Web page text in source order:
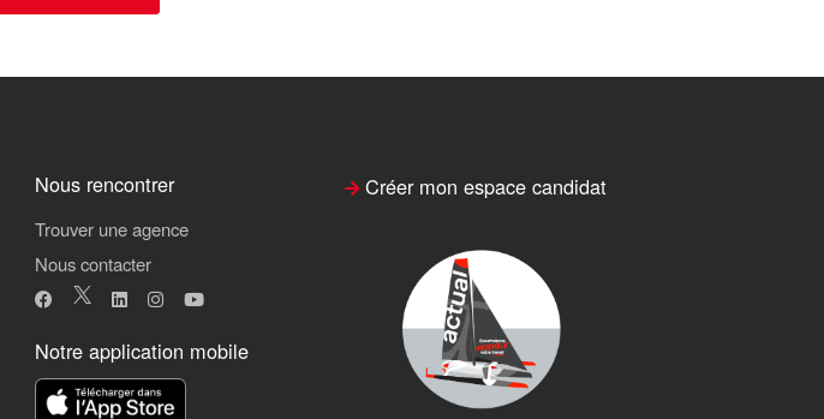
Nous rencontrer
Trouver une agence
Nous contacter
Notre application mobile
Créer mon espace candidat